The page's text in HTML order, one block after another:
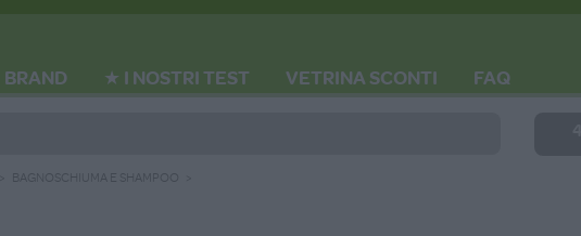
BRAND ★ I NOSTRI TEST VETRINA SCONTI
FAQ
BAGNOSCHIUMA E SHAMPOO